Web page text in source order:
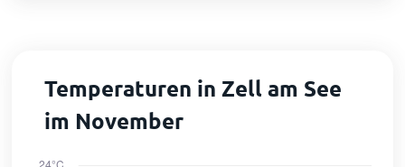
Temperaturen in Zell am See
im November